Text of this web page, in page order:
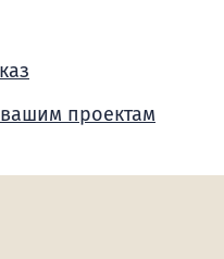
проектам